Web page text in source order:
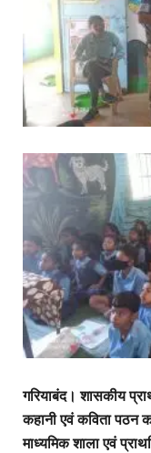
गरियाबंद। शासकीय
कहानी एवं कविता पठन
माध्यमिक शाला एवं